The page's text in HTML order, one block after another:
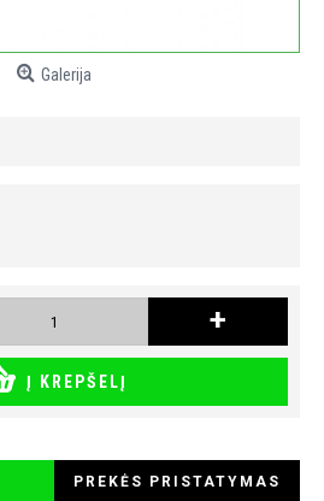
Galerija
+
Į KREPŠELĮ
PREKĖS PRISTATYMAS